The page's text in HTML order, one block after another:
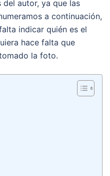
autor, ya que las
a continuación,
indicar quién es el
hace falta que
la foto.